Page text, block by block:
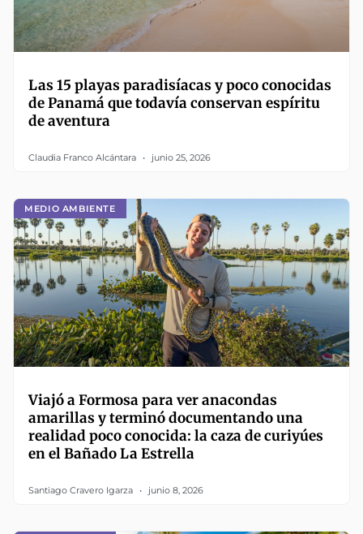
Las 15 playas paradisíacas y poco conocidas
de Panamá que todavía conservan espíritu
de aventura
Claudia Franco Alcántara junio 25, 2026
MEDIO AMBIENTE
Viajó a Formosa para ver anacondas
amarillas y terminó documentando una
realidad poco conocida: la caza de curiyúes
en el Bañado La Estrella
Santiago Cravero Igarza junio 8, 2026